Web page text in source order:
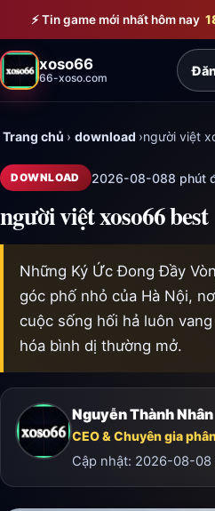
Bỏ qua đến nội dung chính
⚡ Tin game mới nhất hôm nay
xoso66
66-xoso.com
Trang chủ › download ›người việt
DOWNLOAD 2026-08-088 phút
người việt xoso66 best
Những Ký Ức Đong Đầy
góc phố nhỏ của Hà Nội,
cuộc sống hối hả luôn
hóa bình dị thường mở.
Nguyễn Thành Nhân
CEO & Chuyên gia
Cập nhật: 2026-08-08